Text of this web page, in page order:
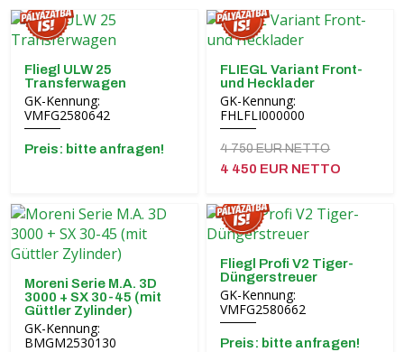
Fliegl ULW 25
Transferwagen
GK-Kennung:
VMFG2580642
Preis: bitte anfragen!
FLIEGL Variant Front-
und Hecklader
GK-Kennung:
FHLFLI000000
4 750 EUR NETTO
4 450 EUR NETTO
Moreni Serie M.A. 3D
3000 + SX 30-45 (mit
Güttler Zylinder)
GK-Kennung:
BMGM2530130
Fliegl Profi V2 Tiger-
Düngerstreuer
GK-Kennung:
VMFG2580662
Preis: bitte anfragen!